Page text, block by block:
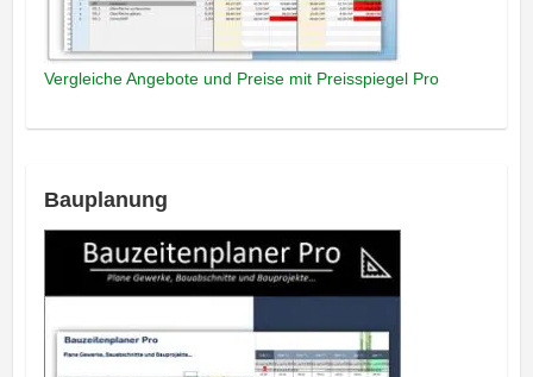
Vergleiche Angebote und Preise mit Preisspiegel Pro
Bauplanung